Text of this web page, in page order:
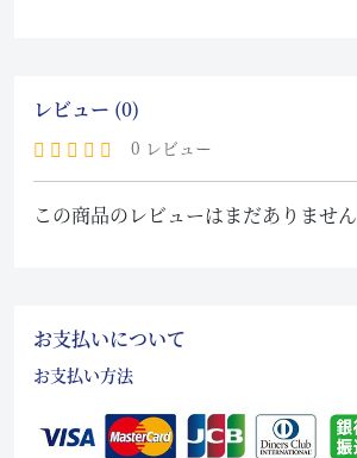
レビュー (0)
0 レビュー
この商品のレビューはまだありません
お支払いについて
お支払い方法